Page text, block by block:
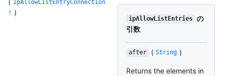
IpAllowListEntryConnection
! )
ipAllowListEntries の
引数
after ( String )
Returns the elements in